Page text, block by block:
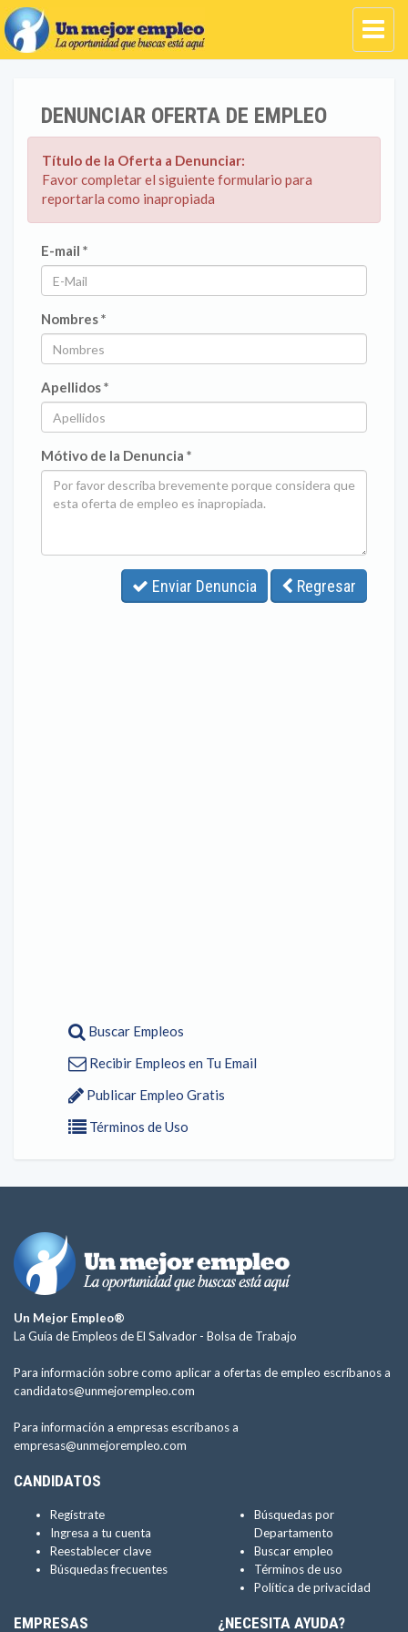
DENUNCIAR OFERTA DE EMPLEO
Título de la Oferta a Denunciar:
Favor completar el siguiente formulario para
reportarla como inapropiada
E-mail *
Nombres *
Apellidos *
Mótivo de la Denuncia *
Enviar Denuncia Regresar
Buscar Empleos
Recibir Empleos en Tu Email
Publicar Empleo Gratis
Términos de Uso
Un Mejor Empleo®
La Guía de Empleos de El Salvador - Bolsa de Trabajo
Para información sobre como aplicar a ofertas de empleo escríbanos a
candidatos@unmejorempleo.com
Para información a empresas escríbanos a
empresas@unmejorempleo.com
CANDIDATOS
Regístrate
Ingresa a tu cuenta
Reestablecer clave
Búsquedas frecuentes
Búsquedas por
Departamento
Buscar empleo
Términos de uso
Política de privacidad
EMPRESAS ¿NECESITA AYUDA?